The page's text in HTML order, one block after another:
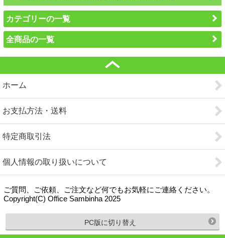
カテゴリーの一覧
全商品の一覧
ホーム
お支払方法・送料
特定商取引法
個人情報の取り扱いについて
ご質問、ご依頼、ご注文など何でもお気軽にご連絡ください。
Copyright(C) Office Sambinha 2025
PC版に切り替え